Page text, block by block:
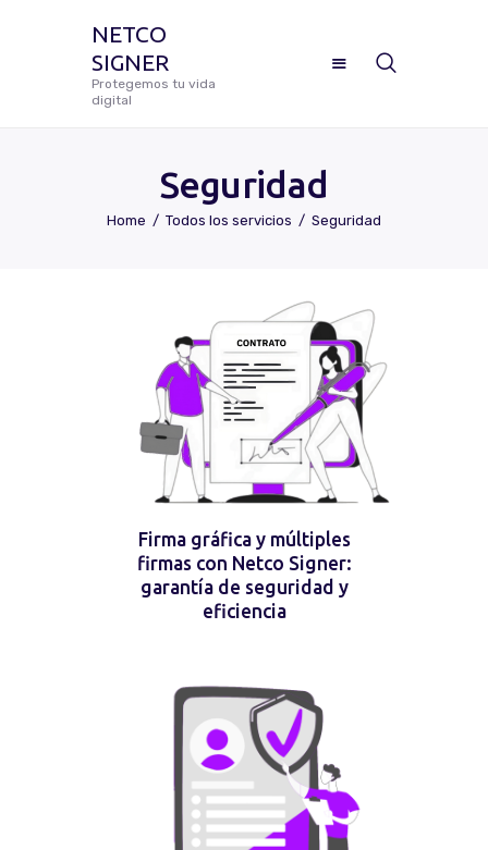
NETCO
SIGNER
Protegemos tu vida
digital
Seguridad
Home Todos los servicios Seguridad
NETCO SIGNER
Digital Certificada?
Preguntas Frecuentes
Solicitar Soporte
Firma gráfica y múltiples
firmas con Netco Signer:
garantía de seguridad y
eficiencia